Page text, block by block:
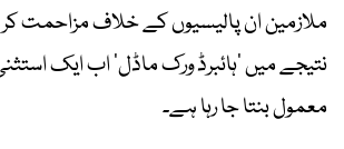
ملازمین ان پالیسیوں کے خلاف مزاحمت
نتیجے میں ’ہائبرڈ ورک ماڈل‘ اب ایک
معمول بنتا جا رہا ہے۔